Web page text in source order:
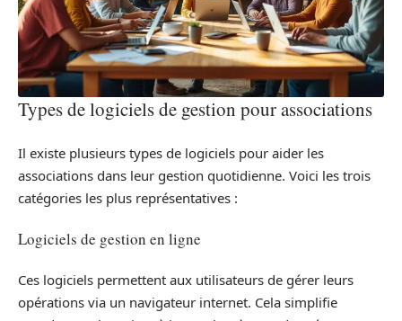
Types de logiciels de gestion pour associations
Il existe plusieurs types de logiciels pour aider les
associations dans leur gestion quotidienne. Voici les trois
catégories les plus représentatives :
Logiciels de gestion en ligne
Ces logiciels permettent aux utilisateurs de gérer leurs
opérations via un navigateur internet. Cela simplifie